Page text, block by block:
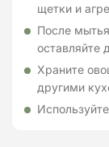
щетки и
После
оставляйте
Храните
другими